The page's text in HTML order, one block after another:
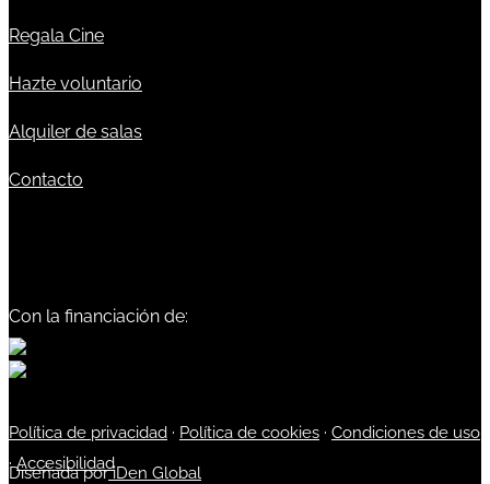
Regala Cine
Hazte voluntario
Alquiler de salas
Contacto
Con la financiación de:
Política de privacidad · Política de cookies · Condiciones de uso
·Accesibilidad
Diseñada poriDen Global